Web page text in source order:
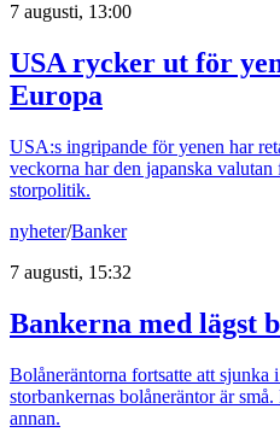
7 augusti, 13:00
USA rycker ut för
Europa
USA:s ingripande för yenen har
veckorna har den japanska
storpolitik.
nyheter/Banker
7 augusti, 15:32
Bankerna med lägst
Bolåneräntorna fortsatte att
storbankernas bolåneräntor är
annan.